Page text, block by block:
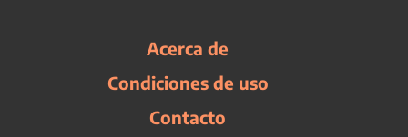
Acerca de
Condiciones de uso
Contacto